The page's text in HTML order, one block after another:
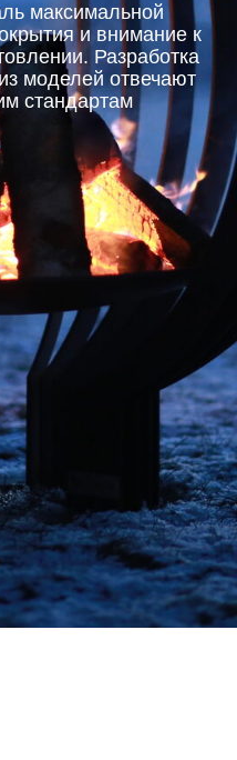
максимальной
и внимание к
Разработка
моделей отвечают
стандартам